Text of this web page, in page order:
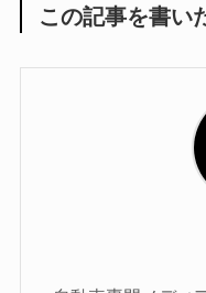
この記事を書い